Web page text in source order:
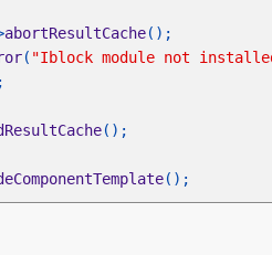
abortResultCache
( "Iblock module not
();